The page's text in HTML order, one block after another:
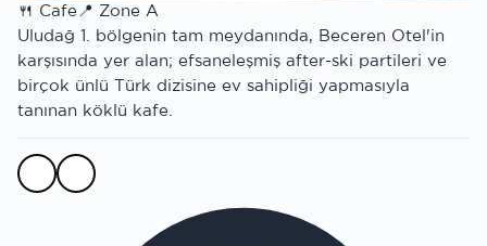
🍴 Cafe📍 Zone A
Uludağ 1. bölgenin tam meydanında, Beceren Otel'in
karşısında yer alan; efsaneleşmiş after-ski partileri ve
birçok ünlü Türk dizisine ev sahipliği yapmasıyla
tanınan köklü kafe.